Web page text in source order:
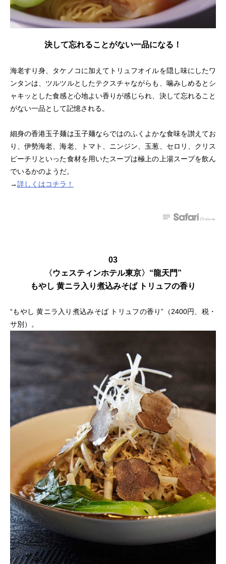
決して忘れることがない一品になる！
海老すり身、タケノコに加えてトリュフオイルを隠し味にしたワ
ンタンは、ツルツルとしたテクスチャながらも、噛みしめるとシ
ャキッとした食感と心地よい香りが感じられ、決して忘れること
がない一品として記憶される。
細身の香港玉子麺は玉子麺ならではのふくよかな食味を讃えてお
り、伊勢海老、海老、トマト、ニンジン、玉葱、セロリ、クリス
ピーチリといった食材を用いたスープは極上の上湯スープを飲ん
でいるかのようだ。
→詳しくはコチラ！
03
〈ウェスティンホテル東京〉“龍天門”
もやし 黄ニラ入り煮込みそば トリュフの香り
“もやし 黄ニラ入り煮込みそば トリュフの香り”（2400円、税・
サ別）。